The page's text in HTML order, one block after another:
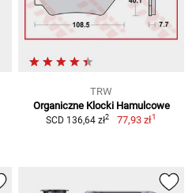
TRW
Organiczne Klocki Hamulcowe
SCD 136,64 zł2 77,93 zł1